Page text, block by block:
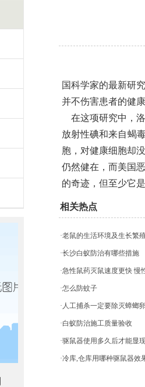
国科学家的最新研
并不伤害患者的健
在这项研究中，
放射性碘和来自蝎
胞，对健康细胞却
仍然健在，而美国
的奇迹，但至少它
相关热点
·老鼠的生活环境及生长繁
·长沙白蚁防治有哪些措施
·急性鼠药灭鼠速度更快 慢
·怎么防蚊子
·人工捕杀一定要除灭蟑螂
·白蚁防治施工质量验收
·驱鼠器使用多久后才能显
·冷库,仓库用哪种驱鼠器效